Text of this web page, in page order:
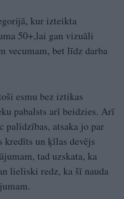
kur izteikta
50+,lai gan vizuāli
vecumam, bet līdz darba
esmu bez iztikas
pabalsts arī beidzies. Arī
palīdzības, atsaka jo par
un ķīlas devējs
tad uzskata, ka
lieliski redz, ka šī nauda